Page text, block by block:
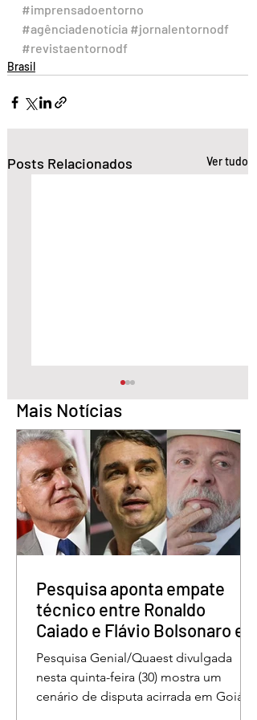
#imprensadoentorno
#agênciadenotícia #jornalentornodf
#revistaentornodf
Brasil
Posts Relacionados Ver tudo
STF condena Eduardo
Bolsonaro a
inelegibilidade e a 4
anos de prisão
Mais Notícias
Pesquisa aponta empate
técnico entre Ronaldo
Caiado e Flávio Bolsonaro em
Goiás
Pesquisa Genial/Quaest divulgada
nesta quinta-feira (30) mostra um
cenário de disputa acirrada em Goiás